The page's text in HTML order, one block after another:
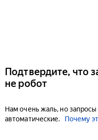
Подтвердите, что
не робот
Нам очень жаль, но
автоматические.
Почему